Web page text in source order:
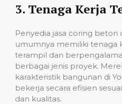
3. Tenaga Kerja
Penyedia jasa coring beton
umumnya memiliki tenaga
terampil dan
berbagai jenis proyek.
karakteristik bangunan di
bekerja secara efisien
dan kualitas.